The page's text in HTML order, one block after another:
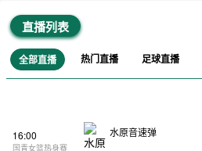
直播列表
全部直播 热门直播 足球直播
16:00
国青女篮热身赛
水原音速弹